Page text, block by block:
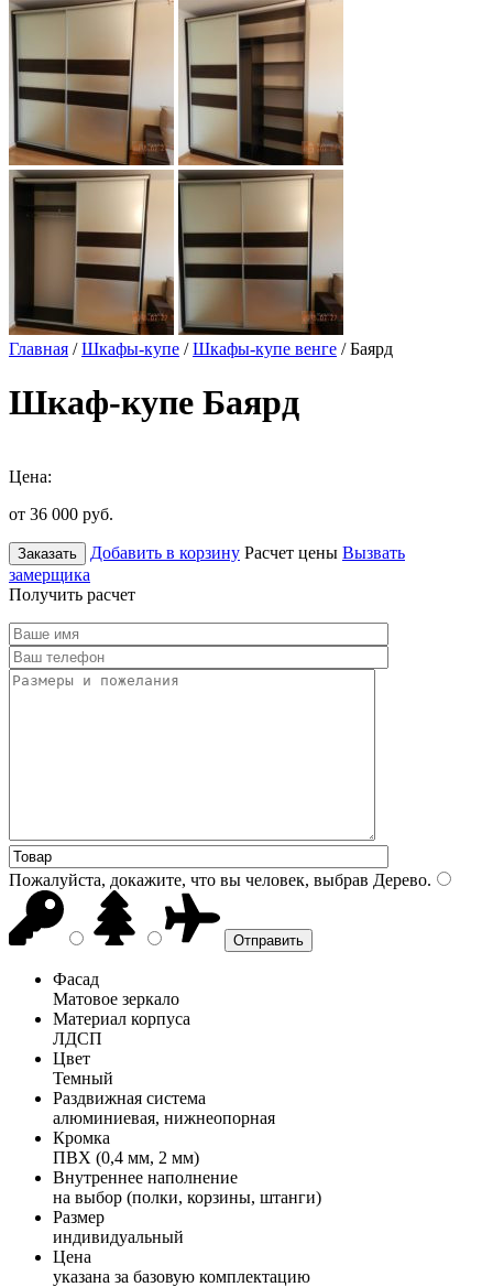
Главная /Шкафы-купе /Шкафы-купе венге / Баярд
Шкаф-купе Баярд
Цена:
от 36 000 руб.
Заказать Добавить в корзину Расчет цены Вызвать
замерщика
Получить расчет
Пожалуйста, докажите, что вы человек, выбрав Дерево.
Фасад
Матовое зеркало
Материал корпуса
ЛДСП
Цвет
Темный
Раздвижная система
алюминиевая, нижнеопорная
Кромка
ПВХ (0,4 мм, 2 мм)
Внутреннее наполнение
на выбор (полки, корзины, штанги)
Размер
индивидуальный
Цена
указана за базовую комплектацию